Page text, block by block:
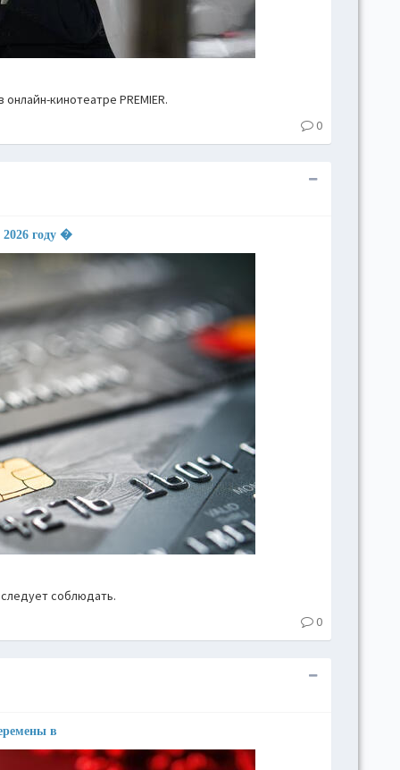
кинотеатре PREMIER.
0
году �
соблюдать.
0
в